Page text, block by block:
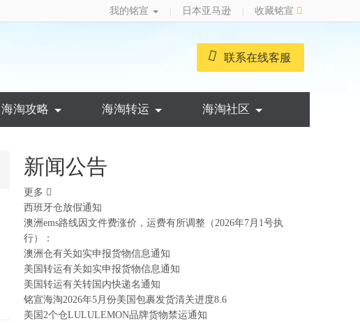
我的铭宣 日本亚马逊
收藏铭宣
联系在线客服
海淘攻略 海淘转运 海淘社区
新闻公告
更多
西班牙仓放假通知
澳洲ems路线因文件费涨价，运费有所调整（2026年7月1号执
行）：
澳洲仓有关如实申报货物信息通知
美国转运有关如实申报货物信息通知
美国转运有关转国内快递名通知
铭宣海淘2026年5月份美国包裹发货清关进度8.6
美国2个仓LULULEMON品牌货物禁运通知